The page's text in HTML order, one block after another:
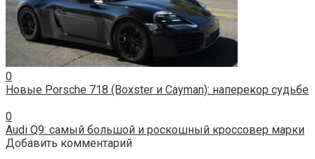
0
Новые Porsche 718 (Boxster и Cayman): наперекор судьбе
0
Audi Q9: самый большой и роскошный кроссовер марки
Добавить комментарий